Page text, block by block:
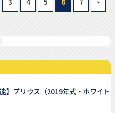
3 4 5 6 7 »
】プリウス（2019年式・ホワイト